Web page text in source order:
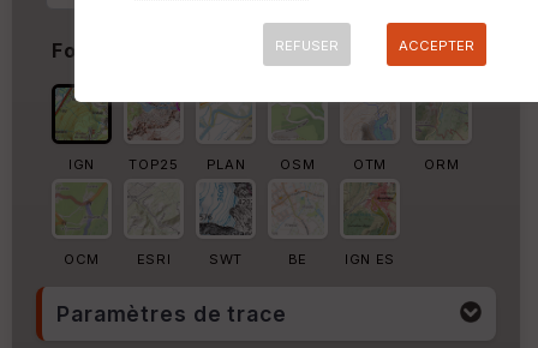
Fond de carte
IGN TOP25 PLAN OSM OTM ORM
OCM ESRI SWT BE IGN ES
Paramètres de trace
REFUSER ACCEPTER